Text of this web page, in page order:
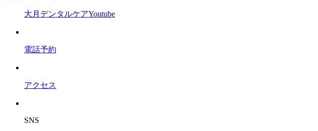
大月デンタルケアYoutube
電話予約
アクセス
SNS